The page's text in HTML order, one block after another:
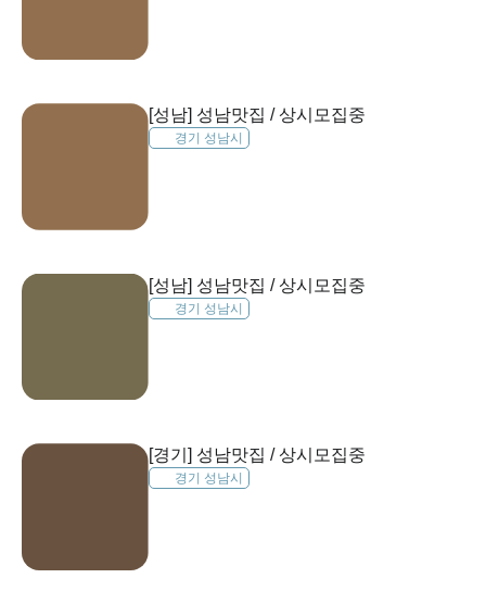
[성남] 성남맛집 / 상시모집중
경기 성남시
[성남] 성남맛집 / 상시모집중
경기 성남시
[경기] 성남맛집 / 상시모집중
경기 성남시